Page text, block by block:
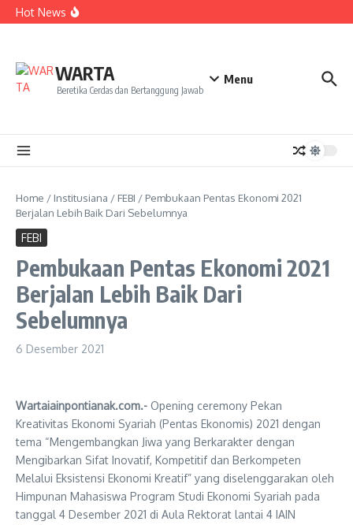
Lewati ke konten
Hot News
ke NCC 4 Bali
Sukseskan Kerja Bakti di Anjungan Melancar
WARTA
Beretika Cerdas dan Bertanggung Jawab
Menu
Home / Institusiana / FEBI / Pembukaan Pentas Ekonomi 2021
Berjalan Lebih Baik Dari Sebelumnya
FEBI
Pembukaan Pentas Ekonomi 2021
Berjalan Lebih Baik Dari
Sebelumnya
6 Desember 2021
Wartaiainpontianak.com.- Opening ceremony Pekan
Kreativitas Ekonomi Syariah (Pentas Ekonomis) 2021 dengan
tema “Mengembangkan Jiwa yang Berkarakter dengan
Mengibarkan Sifat Inovatif, Kompetitif dan Berkompeten
Melalui Eksistensi Ekonomi Kreatif” yang diselenggarakan oleh
Himpunan Mahasiswa Program Studi Ekonomi Syariah pada
tanggal 4 Desember 2021 di Aula Rektorat lantai 4 IAIN